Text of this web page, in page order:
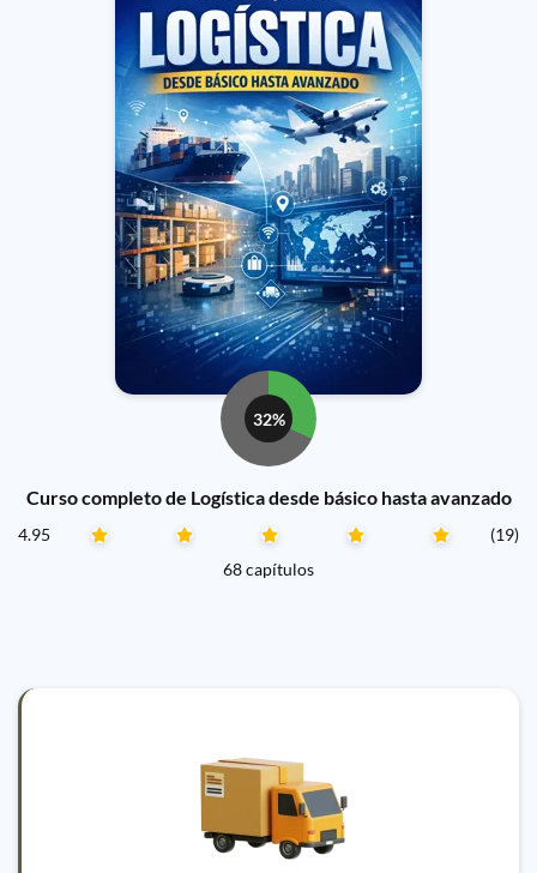
32%
Curso completo de Logística desde básico hasta avanzado
4.95
(19)
68 capítulos